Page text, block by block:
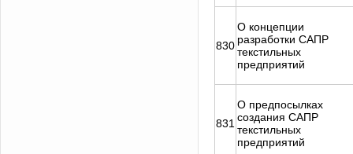
830
О концепции
разработки САПР
текстильных
предприятий
831
О предпосылках
создания САПР
текстильных
предприятий